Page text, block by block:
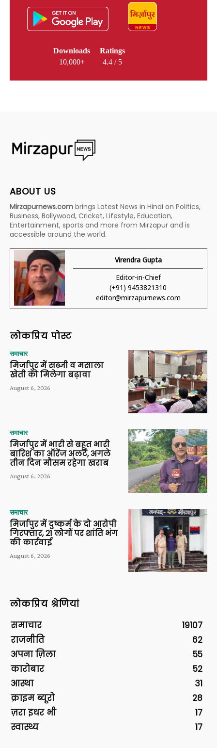
Downloads
10,000+
Ratings
4.4 / 5
ABOUT US
Mirzapurnews.com brings Latest News in Hindi on Politics,
Business, Bollywood, Cricket, Lifestyle, Education,
Entertainment, sports and more from Mirzapur and is
accessible around the world.
Virendra Gupta
Editor-in-Chief
(+91) 9453821310
editor@mirzapurnews.com
लोकप्रिय पोस्ट
समाचार
मिर्जापुर में सब्जी व मसाला
खेती को मिलेगा बढ़ावा
August 6, 2026
समाचार
मिर्जापुर में भारी से बहुत भारी
बारिश का ऑरेंज अलर्ट, अगले
तीन दिन मौसम रहेगा खराब
August 6, 2026
समाचार
मिर्जापुर में दुष्कर्म के दो आरोपी
गिरफ्तार, 21 लोगों पर शांति भंग
की कार्रवाई
August 6, 2026
लोकप्रिय श्रेणियां
समाचार
19107
राजनीति
62
अपना ज़िला
55
कारोबार
52
आस्था
31
क्राइम ब्यूरो
28
ज़रा इधर भी
17
स्वास्थ्य
17